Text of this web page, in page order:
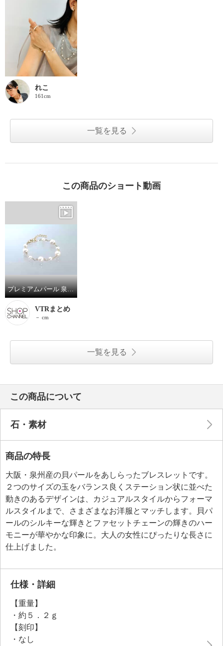
れこ
161cm
一覧を見る
この商品のショート動画
プレミアムパール 泉州の職人技 貝パール エターナルハーモニー ステーションブレスレット
VTRまとめ
－ cm
一覧を見る
この商品について
石・素材
商品の特長
大阪・泉州産の貝パールをあしらったブレスレットです。
２つのサイズの玉をバランス良くステーション状に並べた
動きのあるデザインは、カジュアルスタイルからフォーマ
ルスタイルまで、さまざまなお洋服とマッチします。貝パ
ールのシルキーな輝きとファセットチェーンの輝きのハー
モニーが華やかな印象に。大人の女性にぴったりな長さに
仕上げました。
仕様・詳細
【重量】
・約５．２ｇ
【刻印】
・なし